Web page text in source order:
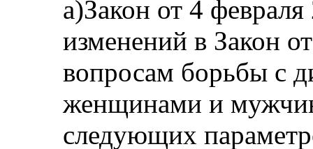
a)Закон от 4
изменений в Закон
вопросам борьбы с
женщинами и
следующих